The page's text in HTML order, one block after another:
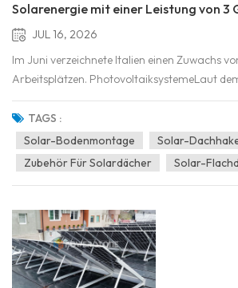
Solarenergie mit einer Leistung von 3
JUL 16, 2026
Im Juni verzeichnete Italien einen Zuwachs
Arbeitsplätzen. PhotovoltaiksystemeLaut
der Überwachungsplattform von Terna für
Stromerzeugungskapazität im Land
eine Kapazität von 483,66 MW sowie über
Energiespeicheranlagen.Ita...
TAGS :
Solar-Bodenmontage
Solar-
Zubehör Für Solardächer
Solar-